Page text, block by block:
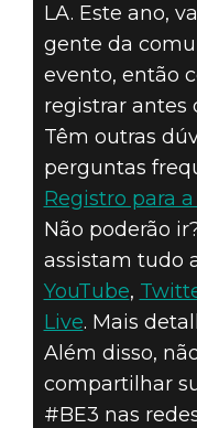
NÓS
DA
NA
LA. Este ano,
gente da
evento, então
registrar antes
Têm outras
perguntas
Registro para
Não poderão
assistam tudo
YouTube,
Live. Mais
Além disso,
compartilhar
#BE3 nas